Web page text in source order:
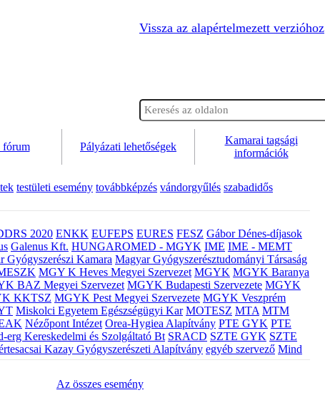
Vissza az alapértelmezett verzióhoz
fórum Pályázati lehetőségek
Kamarai tagsági
információk
testületi esemény továbbképzés vándorgyűlés szabadidős
2020 ENKK EUFEPS EURES FESZ Gábor Dénes-díjasok
Galenus Kft. HUNGAROMED - MGYK IME IME - MEMT
Gyógyszerészi Kamara Magyar Gyógyszerésztudományi Társaság
MGY K Heves Megyei Szervezet MGYK MGYK Baranya
BAZ Megyei Szervezet MGYK Budapesti Szervezete MGYK
KKTSZ MGYK Pest Megyei Szervezete MGYK Veszprém
Miskolci Egyetem Egészségügyi Kar MOTESZ MTA MTM
Nézőpont Intézet Orea-Hygiea Alapítvány PTE GYK PTE
erg Kereskedelmi és Szolgáltató Bt SRACD SZTE GYK SZTE
Kazay Gyógyszerészeti Alapítvány egyéb szervező Mind
Az összes esemény